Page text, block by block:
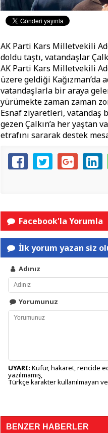
AK Parti Kars Milletvekili
doldu taştı, vatandaşlar
AK Parti Kars Milletvekili
üzere geldiği Kağızman’da
vatandaşlarla bir araya
yürümekte zaman zaman
Esnaf ziyaretleri, vatandaş
gezen Çalkın’a her yaştan
etrafını sararak destek
Facebook'la Yorumla
İlk yorum yazan siz
Adınız
Yorumunuz
UYARI: Küfür, hakaret, rencide
yazılmamış,
Türkçe karakter kullanılmayan
BENZER HABERLER